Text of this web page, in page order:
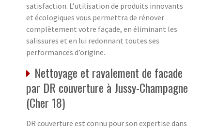
satisfaction. L’utilisation de produits innovants
et écologiques vous permettra de rénover
complètement votre façade, en éliminant les
salissures et en lui redonnant toutes ses
performances d’origine.
Nettoyage et ravalement de facade
par DR couverture à Jussy-Champagne
(Cher 18)
DR couverture est connu pour son expertise dans